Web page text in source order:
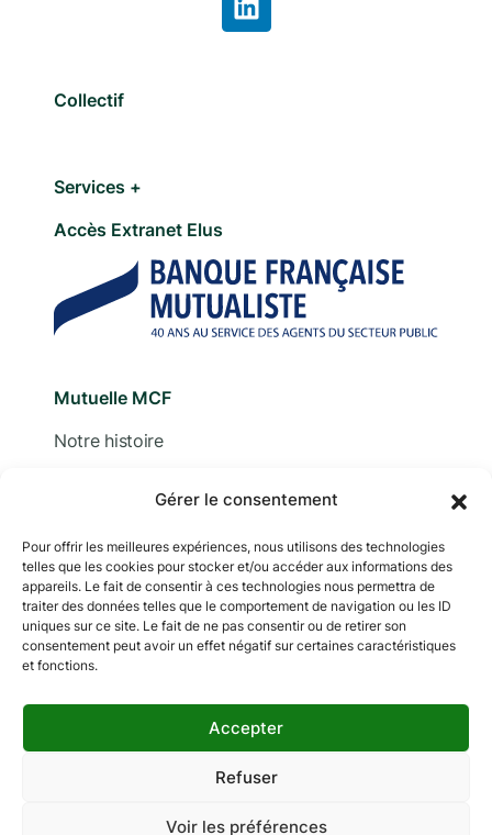
Gérer le consentement
Pour offrir les meilleures expériences, nous utilisons des technologies
telles que les cookies pour stocker et/ou accéder aux informations des
appareils. Le fait de consentir à ces technologies nous permettra de
traiter des données telles que le comportement de navigation ou les ID
uniques sur ce site. Le fait de ne pas consentir ou de retirer son
consentement peut avoir un effet négatif sur certaines caractéristiques
et fonctions.
Accepter
Refuser
Voir les préférences
Collectif
Services +
Accès Extranet Elus
Mutuelle MCF
Notre histoire
Adhérer
Documentation
Copyright © 2024 MCF. Tous droits réservés
Les photographies sur ce site sont © iStock sauf